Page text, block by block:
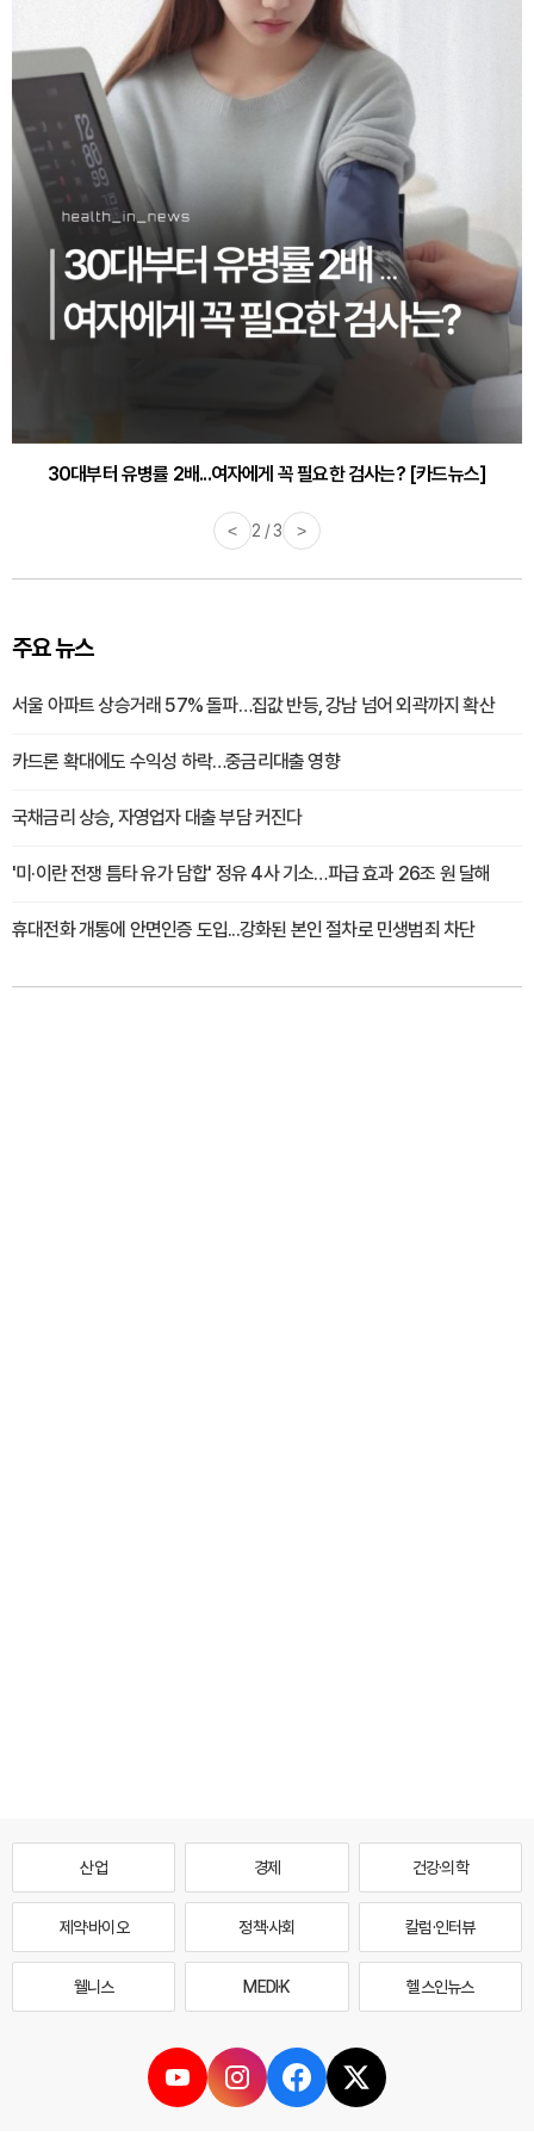
30대부터 유병률 2배...여자에게 꼭 필요한 검사는? [카드뉴스]
< 2 / 3 >
주요 뉴스
서울 아파트 상승거래 57% 돌파…집값 반등, 강남 넘어 외곽까지 확산
카드론 확대에도 수익성 하락…중금리대출 영향
국채금리 상승, 자영업자 대출 부담 커진다
'미·이란 전쟁 틈타 유가 담합' 정유 4사 기소…파급 효과 26조 원 달해
휴대전화 개통에 안면인증 도입...강화된 본인 절차로 민생범죄 차단
산업 경제 건강·의학
제약·바이오 정책·사회 칼럼·인터뷰
웰니스 MEDI·K 헬스인뉴스